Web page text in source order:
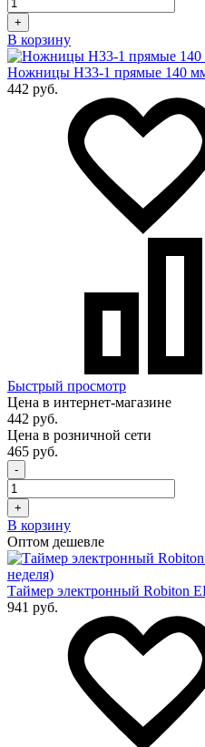
+
В корзину
Ножницы Н33-1 прямые 140
442 руб.
Быстрый просмотр
Цена в интернет-магазине
442 руб.
Цена в розничной сети
465 руб.
-
+
В корзину
Оптом дешевле
Таймер электронный Robiton
941 руб.